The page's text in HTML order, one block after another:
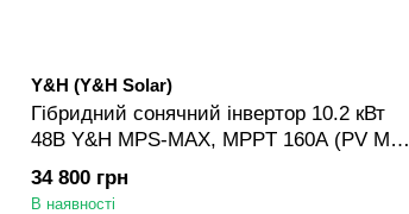
Y&H (Y&H Solar)
Гібридний сонячний інвертор 10.2 кВт
48В Y&H MPS-MAX, MPPT 160A (PV Max
500V)
34 800 грн
В наявності